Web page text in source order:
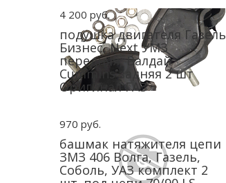
4 200 руб.
подушка двигателя Газель
Бизнес, Next УМЗ
передняя, Валдай
Cummins задняя 2 шт
Оригинал ГАЗ
970 руб.
башмак натяжителя цепи
ЗМЗ 406 Волга, Газель,
Соболь, УАЗ комплект 2